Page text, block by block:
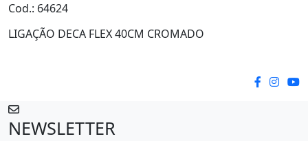
Cod.: 64624
LIGAÇÃO DECA FLEX 40CM CROMADO
NEWSLETTER